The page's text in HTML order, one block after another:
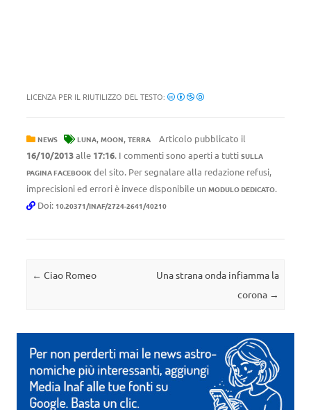
LICENZA PER IL RIUTILIZZO DEL TESTO:
NEWS LUNA, MOON, TERRA
Articolo pubblicato il
16/10/2013alle 17:16. I commenti sono aperti a tutti SULLA
PAGINA FACEBOOK del sito. Per segnalare alla redazione refusi,
imprecisioni ed errori è invece disponibile un MODULO DEDICATO.
Doi: 10.20371/INAF/2724-2641/40210
Navigazione articolo
← Ciao Romeo
Una strana onda infiamma la
corona →